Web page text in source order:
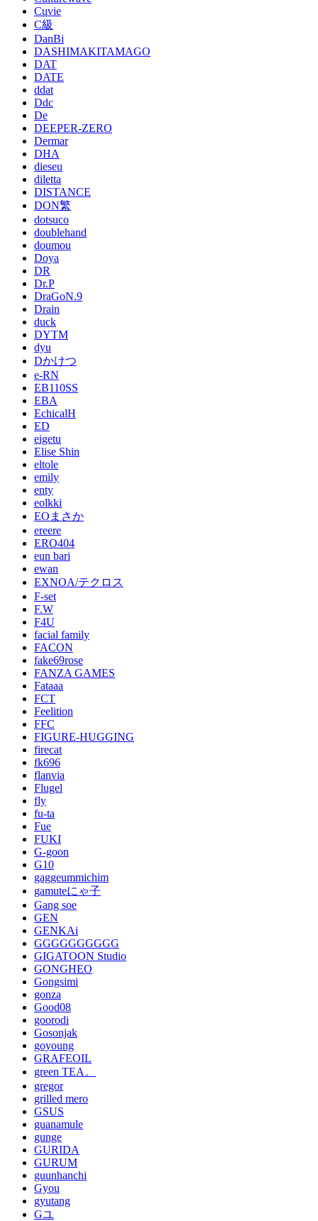
Cuvie
C級
DanBi
DASHIMAKITAMAGO
DAT
DATE
ddat
Ddc
De
DEEPER-ZERO
Dermar
DHA
dieseu
diletta
DISTANCE
DON繁
dotsuco
doublehand
doumou
Doya
DR
Dr.P
DraGoN.9
Drain
duck
DYTM
dyu
Dかけつ
e-RN
EB110SS
EBA
EchicalH
ED
eigetu
Elise Shin
eltole
emily
enty
eolkki
EOまさか
ereere
ERO404
eun bari
ewan
EXNOA/テクロス
F-set
F.W
F4U
facial family
FACON
fake69rose
FANZA GAMES
Fataaa
FCT
Feelition
FFC
FIGURE-HUGGING
firecat
fk696
flanvia
Flugel
fly
fu-ta
Fue
FUKI
G-goon
G10
gaggeummichim
gamuteにゃ子
Gang soe
GEN
GENKAi
GGGGGGGGGG
GIGATOON Studio
GONGHEO
Gongsimi
gonza
Good08
goorodi
Gosonjak
goyoung
GRAFEOIL
green TEA。
gregor
grilled mero
GSUS
guanamule
gunge
GURIDA
GURUM
guunhanchi
Gyou
gyutang
Gユ